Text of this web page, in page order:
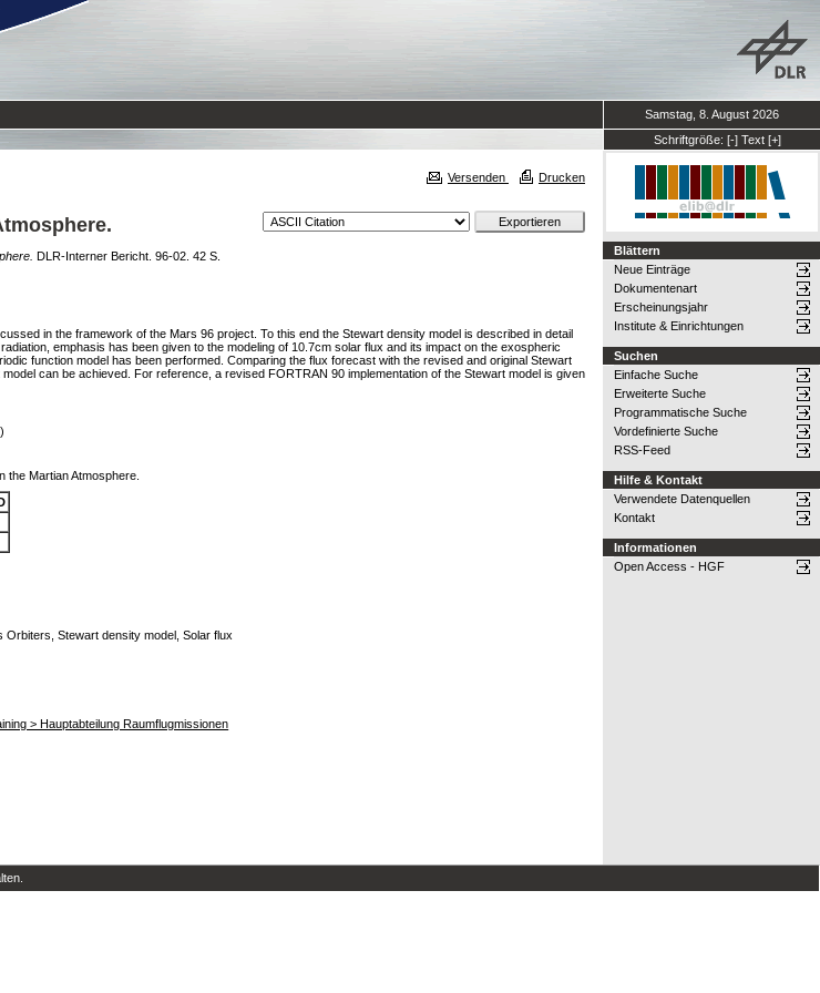
Samstag, 8. August 2026
Schriftgröße: [-] Text [+]
Versenden Drucken
DLR-Interner Bericht. 96-02. 42 S.
in the framework of the Mars 96 project. To this end the Stewart density model is described in detail
emphasis has been given to the modeling of 10.7cm solar flux and its impact on the exospheric
function model has been performed. Comparing the flux forecast with the revised and original Stewart
can be achieved. For reference, a revised FORTRAN 90 implementation of the Stewart model is given
the Martian Atmosphere.
Stewart density model, Solar flux
> Hauptabteilung Raumflugmissionen
Blättern
Neue Einträge
Dokumentenart
Erscheinungsjahr
Institute & Einrichtungen
Suchen
Einfache Suche
Erweiterte Suche
Programmatische Suche
Vordefinierte Suche
RSS-Feed
Hilfe & Kontakt
Verwendete Datenquellen
Kontakt
Informationen
Open Access - HGF